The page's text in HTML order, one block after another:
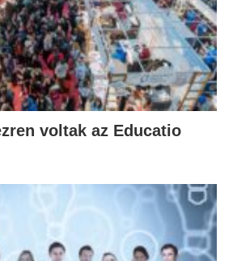
voltak az Educatio